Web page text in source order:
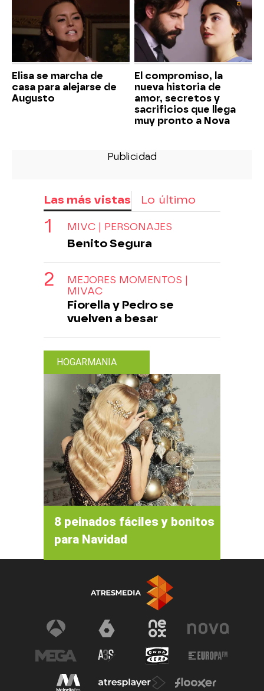
Elisa se marcha de
casa para alejarse de
Augusto
El compromiso, la
nueva historia de
amor, secretos y
sacrificios que llega
muy pronto a Nova
Las más vistas Lo último
MIVC | PERSONAJES
Benito Segura
MEJORES MOMENTOS |
MIVAC
Fiorella y Pedro se
vuelven a besar
HOGARMANIA
8 peinados fáciles y bonitos
para Navidad